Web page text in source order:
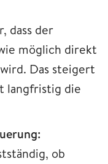
dass der
möglich direkt
Das steigert
langfristig die
ob